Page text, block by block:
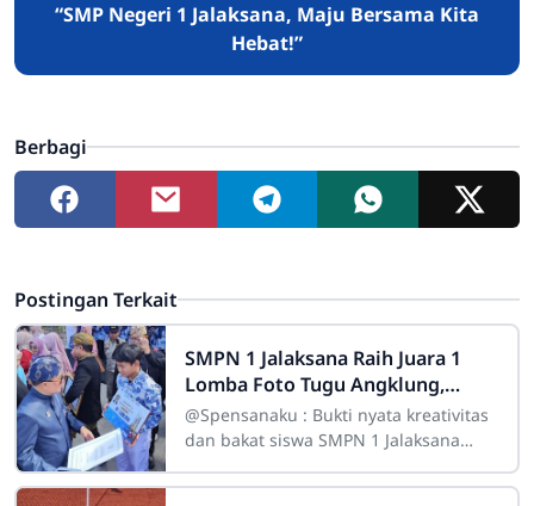
“SMP Negeri 1 Jalaksana, Maju Bersama Kita
Hebat!”
Berbagi
Postingan Terkait
SMPN 1 Jalaksana Raih Juara 1
Lomba Foto Tugu Angklung,
Bupati Kuningan Serahkan
Penghargaan
@Spensanaku : Bukti nyata kreativitas
dan bakat siswa SMPN 1 Jalaksana
promosi budaya lokal